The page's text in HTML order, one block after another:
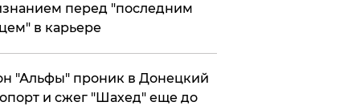
перед "последним
в карьере
"Альфы" проник в Донецкий
и сжег "Шахед" еще до